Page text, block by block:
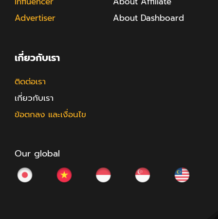
Advertiser
About Dashboard
เกี่ยวกับเรา
ติดต่อเรา
เกี่ยวกับเรา
ข้อตกลง และเงื่อนไข
Our global